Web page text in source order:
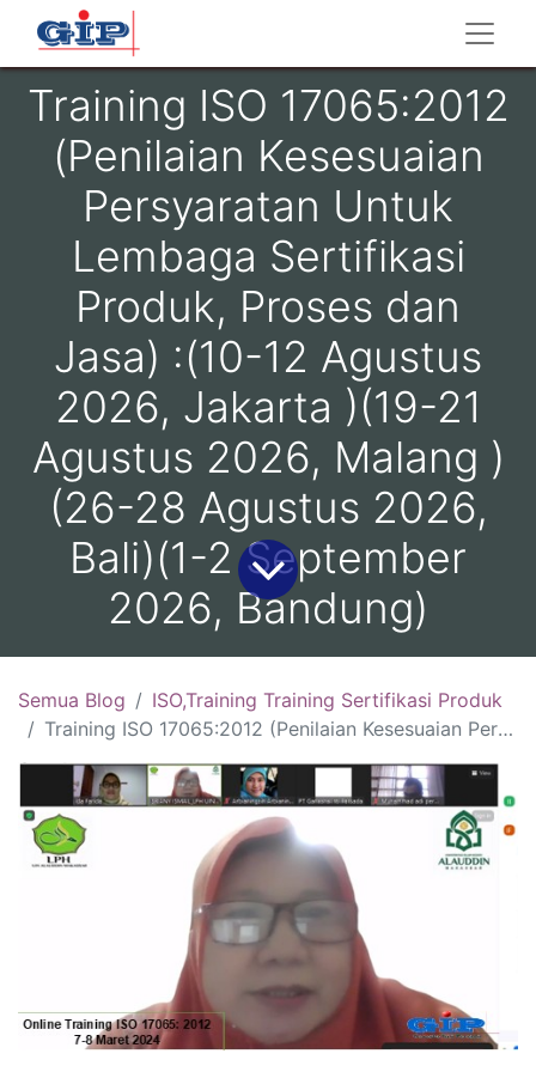
Training ISO 17065:2012
(Penilaian Kesesuaian
Persyaratan Untuk
Lembaga Sertifikasi
Produk, Proses dan
Jasa) :(10-12 Agustus
2026, Jakarta )(19-21
Agustus 2026, Malang )
(26-28 Agustus 2026,
Bali)(1-2 September
2026, Bandung)
Semua Blog
ISO,Training Training Sertifikasi Produk
Training ISO 17065:2012 (Penilaian Kesesuaian Persyaratan Untuk Lembaga Sertifikasi Produk, Proses dan Jasa) :(10-12 Agustus 2026, Jakarta )(19-21 Agustus 2026, Malang )(26-28 Agustus 2026, Bali)(1-2 September 2026, Bandung)